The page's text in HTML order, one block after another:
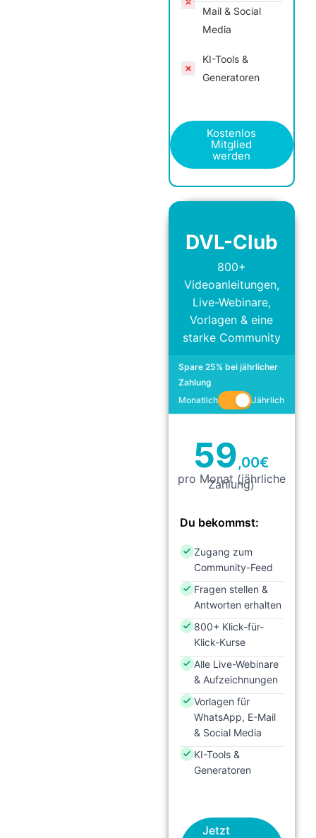
Mail & Social
Media
KI-Tools &
Generatoren
Kostenlos
Mitglied
werden
DVL-Club
800+
Videoanleitungen,
Live-Webinare,
Vorlagen & eine
starke Community
Spare 25% bei jährlicher
Zahlung
Monatlich
Jährlich
59,00€
pro Monat (jährliche
Zahlung)
Du bekommst:
Zugang zum
Community-Feed
Fragen stellen &
Antworten erhalten
800+ Klick-für-
Klick-Kurse
Alle Live-Webinare
& Aufzeichnungen
Vorlagen für
WhatsApp, E-Mail
& Social Media
KI-Tools &
Generatoren
Jetzt